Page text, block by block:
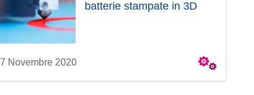
batterie stampate in 3D
Novembre 2020